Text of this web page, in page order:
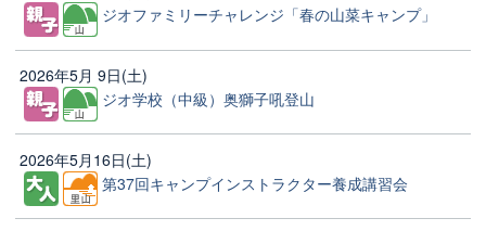
ジオファミリーチャレンジ「春の山菜キャンプ」
2026年5月 9日(土)
ジオ学校（中級）奥獅子吼登山
2026年5月16日(土)
第37回キャンプインストラクター養成講習会